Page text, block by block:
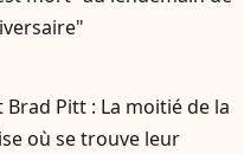
Brad Pitt : La moitié de la
où se trouve leur